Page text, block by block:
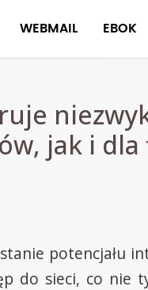
WEBMAIL EBOK
jak i
potencjału
do sieci, co nie